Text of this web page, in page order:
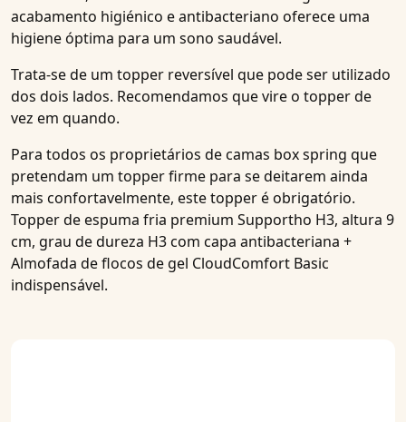
acabamento higiénico e antibacteriano oferece uma
higiene óptima para um sono saudável.
Trata-se de um topper reversível que pode ser utilizado
dos dois lados. Recomendamos que vire o topper de
vez em quando.
Para todos os proprietários de camas box spring que
pretendam um topper firme para se deitarem ainda
mais confortavelmente, este topper é obrigatório.
Topper de espuma fria premium Supportho H3, altura 9
cm, grau de dureza H3 com capa antibacteriana +
Almofada de flocos de gel CloudComfort Basic
indispensável.